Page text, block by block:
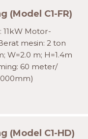
(Model C1-FR)
11kW Motor-
mesin: 2 ton
W=2.0 m; H=1.4m
60 meter/
(Model C1-HD)